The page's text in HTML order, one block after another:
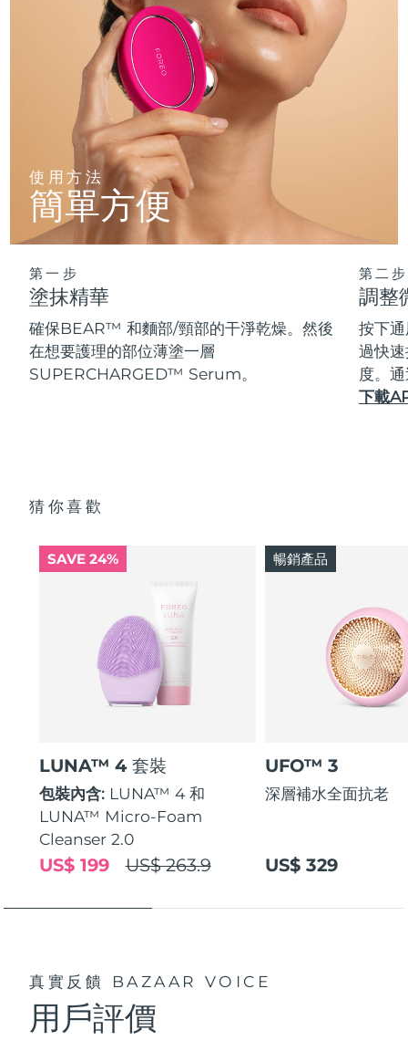
使用方法
簡單方便
第一步
塗抹精華
確保BEAR™ 和麵部/頸部的干淨乾燥。然後
在想要護理的部位薄塗一層
SUPERCHARGED™ Serum。
第二步
調整
按下
過快
度。
下載
猜你喜歡
SAVE 24%
LUNA™ 4 套裝
包裝內含: LUNA™ 4 和
LUNA™ Micro-Foam
Cleanser 2.0
US$ 263.9
US$ 199
UFO™ 3
深層補水全面抗老
US$ 329
暢銷產品
真實反饋 BAZAAR VOICE
用戶評價